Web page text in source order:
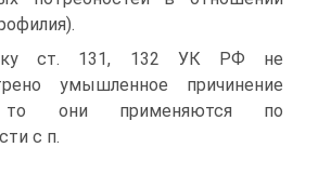
ст. 131, 132 УК РФ не
умышленное причинение
то они применяются по
с п.